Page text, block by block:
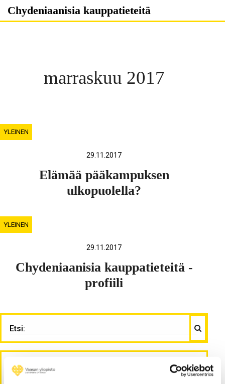
Skip
Chydeniaanisia kauppatieteitä
marraskuu 2017
YLEINEN
29.11.2017
Elämää pääkampuksen
ulkopuolella?
YLEINEN
29.11.2017
Chydeniaanisia kauppatieteitä -
profiili
Viimeisimmät artikkelit